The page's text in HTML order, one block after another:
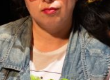
Música